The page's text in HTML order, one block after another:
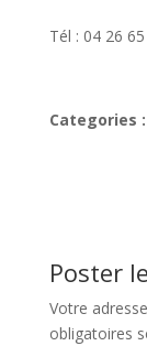
Tél : 04 26
Categories :
Poster
Votre
obligatoires